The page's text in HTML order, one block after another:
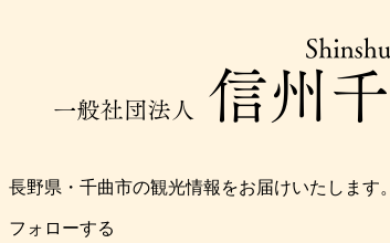
長野県・千曲市の観光情報をお届けいたします。
フォローする